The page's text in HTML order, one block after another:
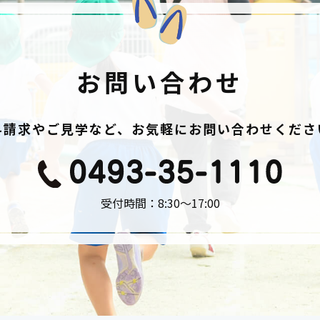
お問い合わせ
求やご見学など、お気軽にお問い合わせくだ
受付時間：8:30〜17:00